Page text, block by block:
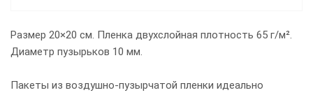
Размер 20×20 см. Пленка двухслойная плотность 65 г/м².
Диаметр пузырьков 10 мм.
Пакеты из воздушно-пузырчатой пленки идеально